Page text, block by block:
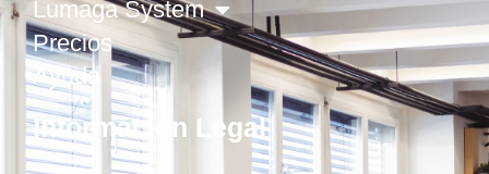
Lumaga System
Precios
Ayuda
Información Legal